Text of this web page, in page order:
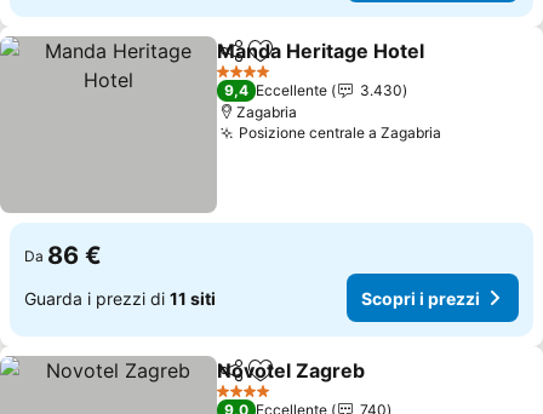
CondividiAggiungi ai preferiti
Manda Heritage Hotel
4 Stelle
9,4 Eccellente
3.430
Zagabria
Posizione centrale a Zagabria
Da 86 €
Guarda i prezzi di 11 siti Scopri i prezzi
CondividiAggiungi ai preferiti
Novotel Zagreb
4 Stelle
9,0 Eccellente
740